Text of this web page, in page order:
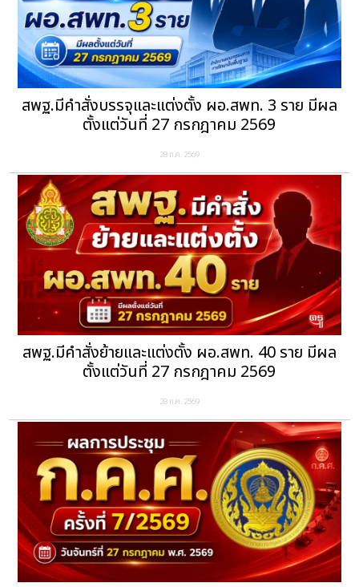
สพฐ.มีคำสั่งบรรจุและแต่งตั้ง ผอ.สพท. 3 ราย มีผล
ตั้งแต่วันที่ 27 กรกฎาคม 2569
28 ก.ค. 2569
สพฐ.มีคำสั่งย้ายและแต่งตั้ง ผอ.สพท. 40 ราย มีผล
ตั้งแต่วันที่ 27 กรกฎาคม 2569
28 ก.ค. 2569